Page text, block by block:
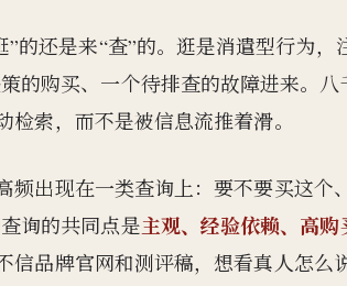
的还是来“查”的。逛是消遣型行为，
的购买、一个待排查的故障进来。
索，而不是被信息流推着滑。
频出现在一类查询上：要不要买这个
询的共同点是主观、经验依赖、高
信品牌官网和测评稿，想看真人怎么